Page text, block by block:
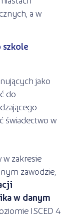
a w
jako
do
świadectwo w
zakresie
zawodzie,
w danym
ISCED 4